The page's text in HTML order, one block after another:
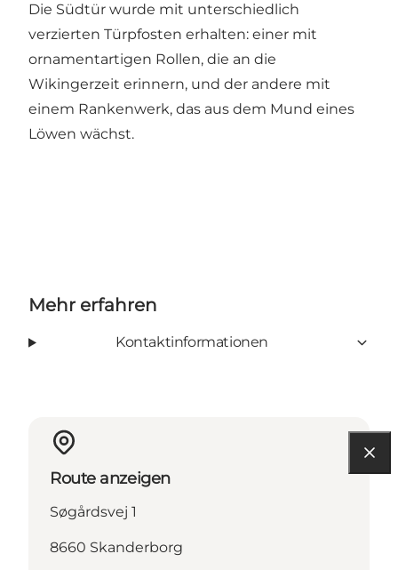
Die Südtür wurde mit unterschiedlich
verzierten Türpfosten erhalten: einer mit
ornamentartigen Rollen, die an die
Wikingerzeit erinnern, und der andere mit
einem Rankenwerk, das aus dem Mund eines
Löwen wächst.
Mehr erfahren
Kontaktinformationen
Route anzeigen
Søgårdsvej 1
8660 Skanderborg